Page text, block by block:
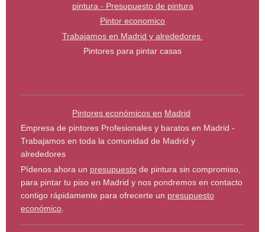
pintura - Presupuesto de pintura
Pintor economico
Trabajamos en Madrid y alrededores
Pintores para pintar casas
Pintores económicos en Madrid
Empresa de pintores Profesionales y baratos en Madrid -
Trabajamos en toda la comunidad de Madrid y
alrededores
Pídenos ahora un presupuesto de pintura sin compromiso,
para pintar tu piso en Madrid y nos pondremos en contacto
contigo rápidamente para ofrecerte un presupuesto
económico